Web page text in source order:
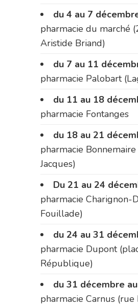
du 4 au 7
pharmacie du marché
Aristide Briand)
du 7 au 11
pharmacie Palobart
du 11 au 18
pharmacie Fontanges
du 18 au 21
pharmacie
Jacques)
Du 21 au 24
pharmacie Charignon-
Fouillade)
du 24 au 31
pharmacie Dupont
République)
du 31 décembre
pharmacie Carnus